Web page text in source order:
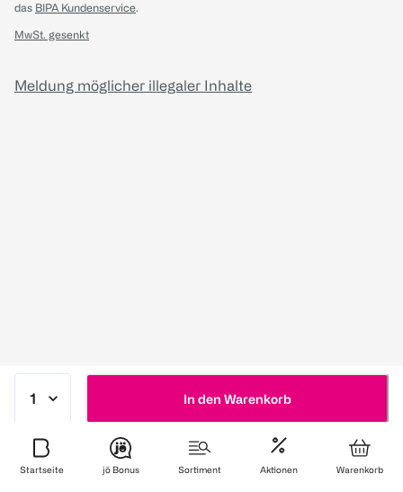
In den Warenkorb
das BIPA Kundenservice.
MwSt. gesenkt
Meldung möglicher illegaler Inhalte
Startseite jö Bonus Sortiment Aktionen Warenkorb